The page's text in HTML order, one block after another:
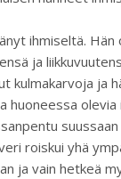
ihmiseltä.
ja
kulmakarvoja ja
olevia
roiskui yhä
ja vain hetkeä